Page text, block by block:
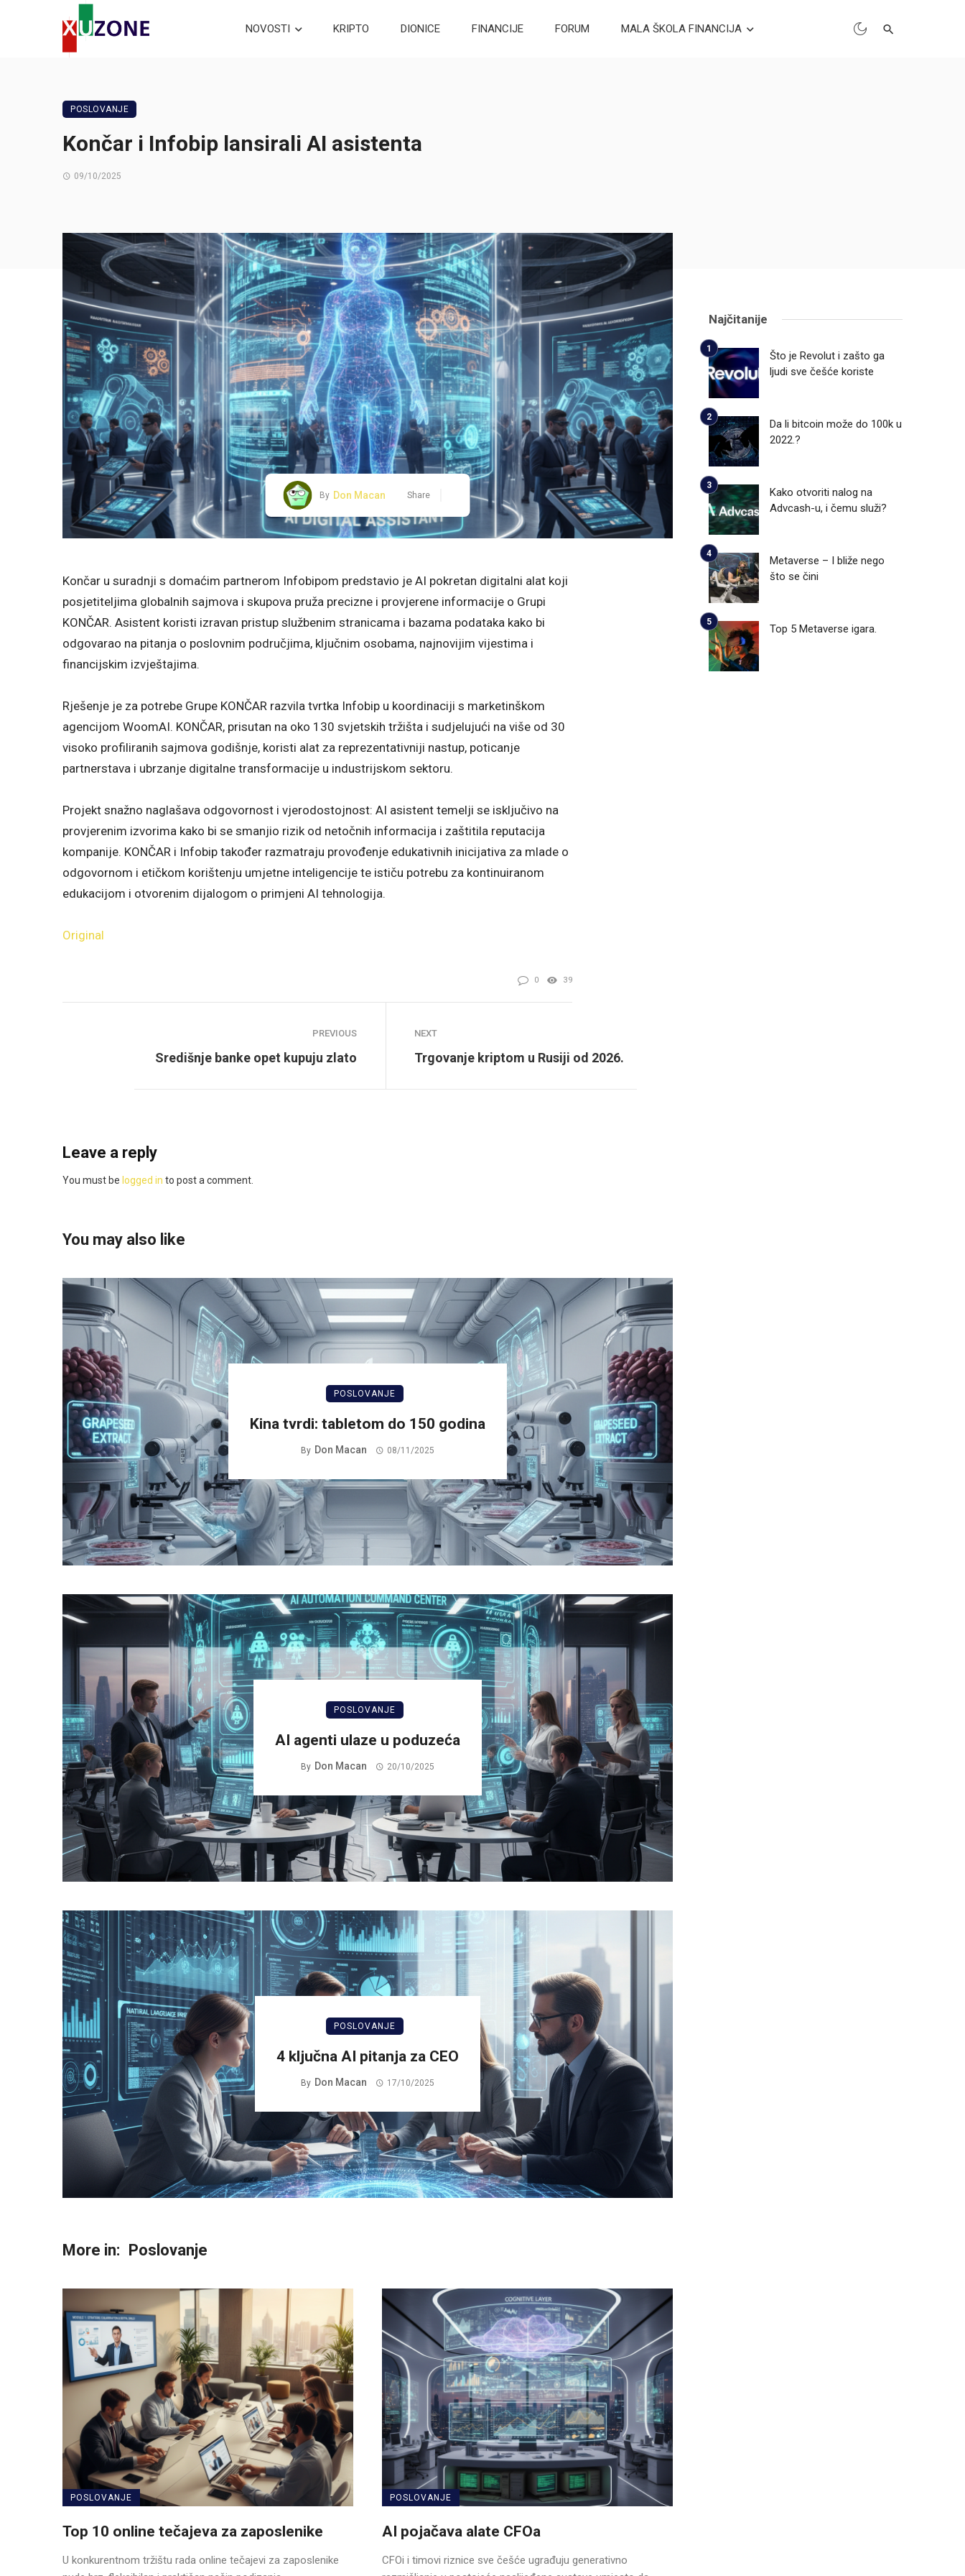
NOVOSTI KRIPTO DIONICE FINANCIJE FORUM MALA ŠKOLA FINANCIJA
POSLOVANJE
Končar i Infobip lansirali AI asistenta
09/10/2025
By Don Macan Share
Končar u suradnji s domaćim partnerom Infobipom predstavio je AI pokretan digitalni alat koji
posjetiteljima globalnih sajmova i skupova pruža precizne i provjerene informacije o Grupi
KONČAR. Asistent koristi izravan pristup službenim stranicama i bazama podataka kako bi
odgovarao na pitanja o poslovnim područjima, ključnim osobama, najnovijim vijestima i
financijskim izvještajima.
Rješenje je za potrebe Grupe KONČAR razvila tvrtka Infobip u koordinaciji s marketinškom
agencijom WoomAI. KONČAR, prisutan na oko 130 svjetskih tržišta i sudjelujući na više od 30
visoko profiliranih sajmova godišnje, koristi alat za reprezentativniji nastup, poticanje
partnerstava i ubrzanje digitalne transformacije u industrijskom sektoru.
Projekt snažno naglašava odgovornost i vjerodostojnost: AI asistent temelji se isključivo na
provjerenim izvorima kako bi se smanjio rizik od netočnih informacija i zaštitila reputacija
kompanije. KONČAR i Infobip također razmatraju provođenje edukativnih inicijativa za mlade o
odgovornom i etičkom korištenju umjetne inteligencije te ističu potrebu za kontinuiranom
edukacijom i otvorenim dijalogom o primjeni AI tehnologija.
Original
0 39
PREVIOUS
Središnje banke opet kupuju zlato
NEXT
Trgovanje kriptom u Rusiji od 2026.
Leave a reply
You must be logged in to post a comment.
You may also like
POSLOVANJE
Kina tvrdi: tabletom do 150 godina
By Don Macan 08/11/2025
POSLOVANJE
AI agenti ulaze u poduzeća
By Don Macan 20/10/2025
POSLOVANJE
4 ključna AI pitanja za CEO
By Don Macan 17/10/2025
More in: Poslovanje
POSLOVANJE
Top 10 online tečajeva za zaposlenike
U konkurentnom tržištu rada online tečajevi za zaposlenike
POSLOVANJE
AI pojačava alate CFOa
CFOi i timovi riznice sve češće ugrađuju generativno
Najčitanije
Što je Revolut i zašto ga
ljudi sve češće koriste
Da li bitcoin može do 100k u
2022.?
Kako otvoriti nalog na
Advcash-u, i čemu služi?
Metaverse – I bliže nego
što se čini
Top 5 Metaverse igara.